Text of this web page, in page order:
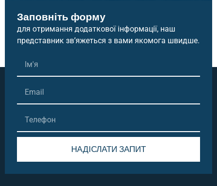
Заповніть форму
для отримання додаткової інформації, наш
представник зв’яжеться з вами якомога швидше.
НАДІСЛАТИ ЗАПИТ